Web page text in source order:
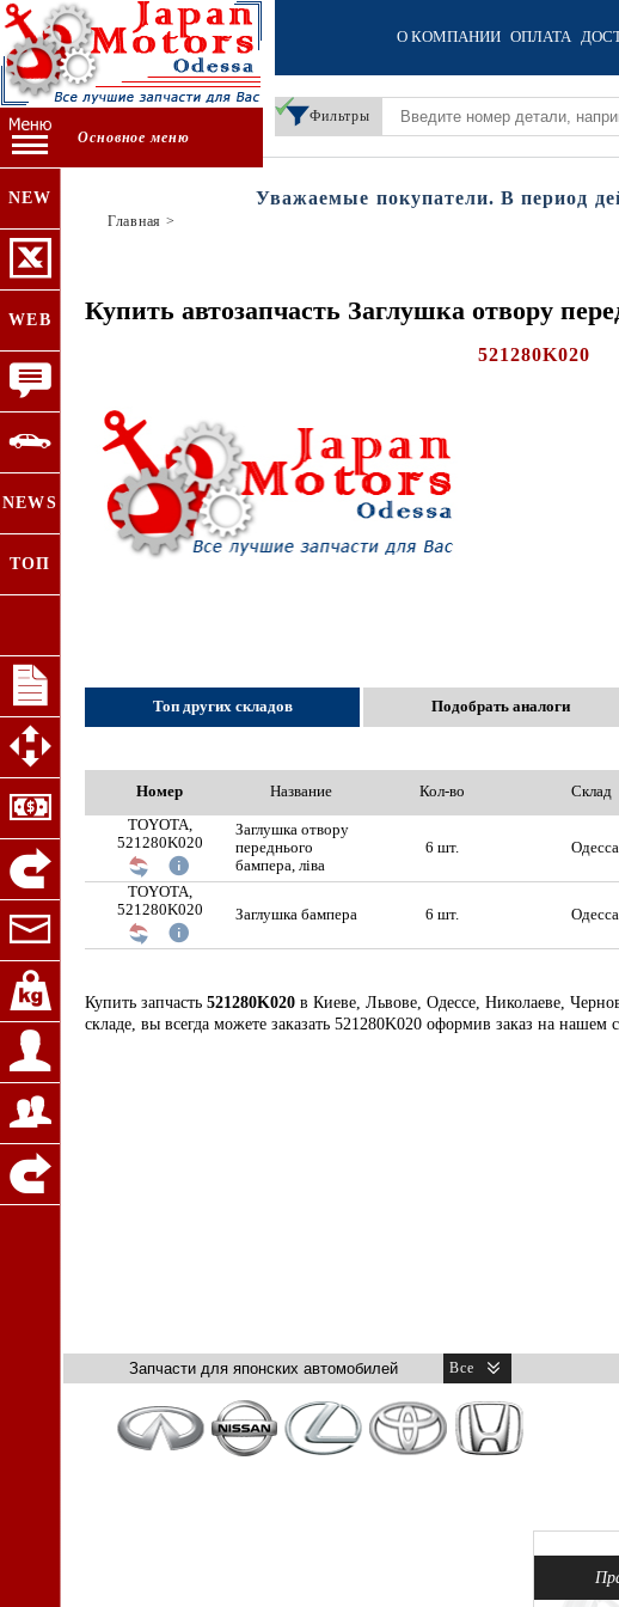
О КОМПАНИИ ОПЛАТА
Фильтры
Основное меню
NEW
WEB
NEWS
ТОП
Уважаемые покупатели. В период
Главная >
Купить автозапчасть Заглушка отвору
521280K020
Топ других складов Подобрать аналоги
Номер Название Кол-во Склад
TOYOTA,
521280K020
Заглушка отвору
переднього
бампера, ліва
6 шт. Одесса.
TOYOTA,
521280K020
Заглушка бампера 6 шт. Одесса.
Купить запчасть521280K020 в Киеве, Львове, Одессе, Николаеве,
складе, вы всегда можете заказать 521280K020 оформив заказ на нашем